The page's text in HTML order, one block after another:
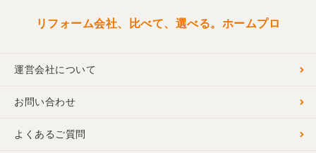
リフォーム会社、比べて、選べる。ホームプロ
運営会社について
お問い合わせ
よくあるご質問